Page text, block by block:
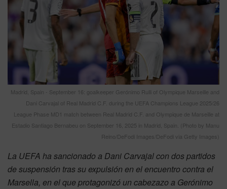
Madrid, Spain - September 16: goalkeeper Gerónimo Rulli of Olympique Marseille and
Dani Carvajal of Real Madrid C.F. during the UEFA Champions League 2025/26
League Phase MD1 match between Real Madrid C.F. and Olympique de Marseille at
Estadio Santiago Bernabeu on September 16, 2025 in Madrid, Spain. (Photo by Manu
Reino/DeFodi Images/DeFodi via Getty Images)
La UEFA ha sancionado a Dani Carvajal con dos partidos
de suspensión tras su expulsión en el encuentro contra el
Marsella, en el que protagonizó un cabezazo a Gerónimo